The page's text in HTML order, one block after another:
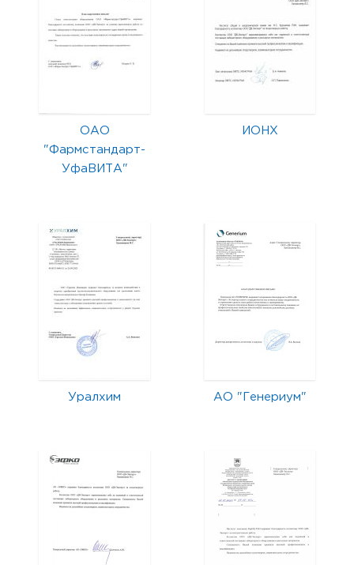
ОАО
"Фармстандарт-
УфаВИТА"
ИОНХ
Уралхим АО "Генериум"